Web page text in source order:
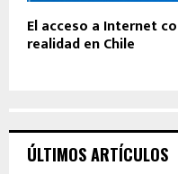
El acceso a Internet
realidad en Chile
ÚLTIMOS ARTÍCULOS